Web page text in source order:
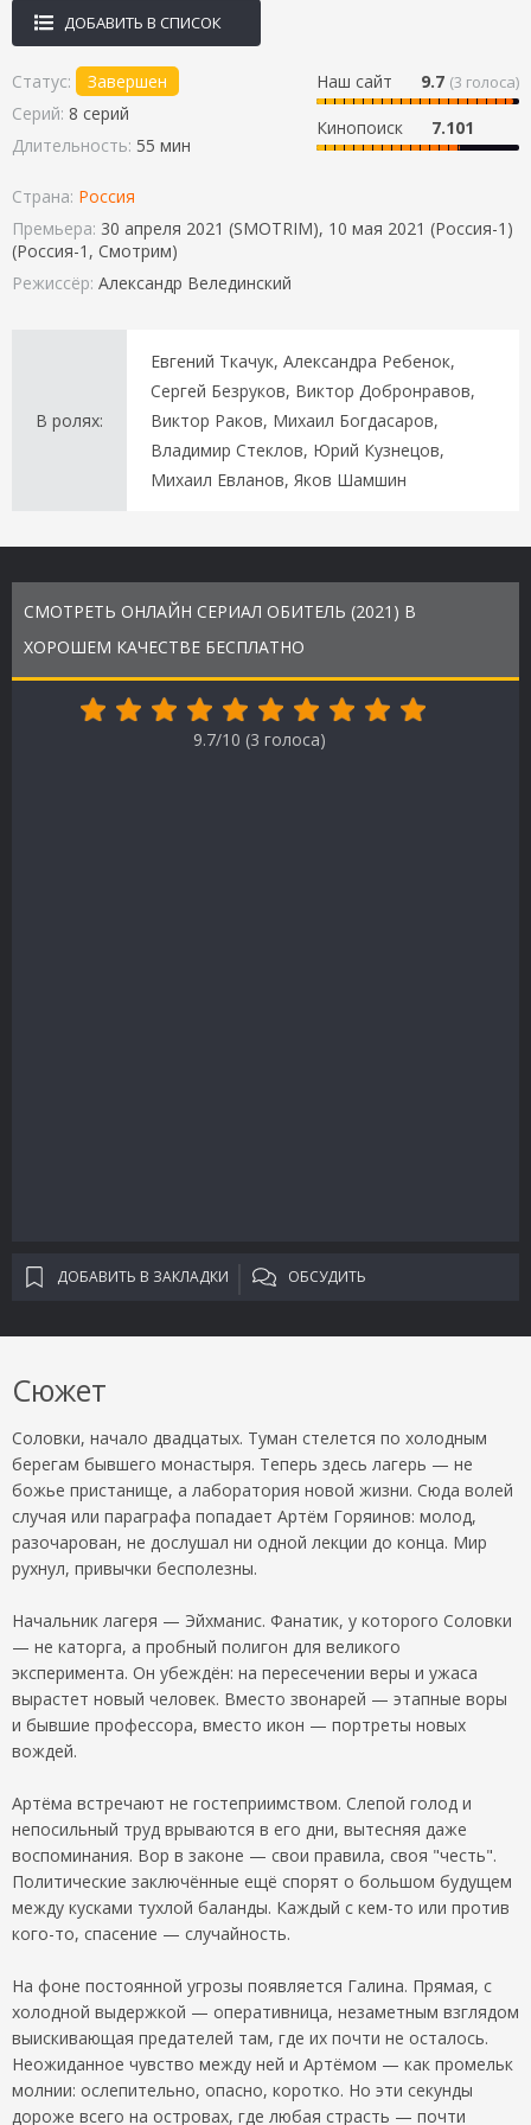
ДОБАВИТЬ В СПИСОК
Наш сайт 9.7 (3 голоса)
Кинопоиск 7.101
Статус:
Завершен
Серий: 8 серий
Длительность: 55 мин
Страна: Россия
Премьера: 30 апреля 2021 (SMOTRIM), 10 мая 2021 (Россия-1)
(Россия-1, Смотрим)
Режиссёр: Александр Велединский
В ролях:
Евгений Ткачук, Александра Ребенок,
Сергей Безруков, Виктор Добронравов,
Виктор Раков, Михаил Богдасаров,
Владимир Стеклов, Юрий Кузнецов,
Михаил Евланов, Яков Шамшин
СМОТРЕТЬ ОНЛАЙН СЕРИАЛ ОБИТЕЛЬ (2021) В
ХОРОШЕМ КАЧЕСТВЕ БЕСПЛАТНО
9.7/10 (3 голоса)
ДОБАВИТЬ В ЗАКЛАДКИ ОБСУДИТЬ
Сюжет
Соловки, начало двадцатых. Туман стелется по холодным
берегам бывшего монастыря. Теперь здесь лагерь — не
божье пристанище, а лаборатория новой жизни. Сюда волей
случая или параграфа попадает Артём Горяинов: молод,
разочарован, не дослушал ни одной лекции до конца. Мир
рухнул, привычки бесполезны.
Начальник лагеря — Эйхманис. Фанатик, у которого Соловки
— не каторга, а пробный полигон для великого
эксперимента. Он убеждён: на пересечении веры и ужаса
вырастет новый человек. Вместо звонарей — этапные воры
и бывшие профессора, вместо икон — портреты новых
вождей.
Артёма встречают не гостеприимством. Слепой голод и
непосильный труд врываются в его дни, вытесняя даже
воспоминания. Вор в законе — свои правила, своя "честь".
Политические заключённые ещё спорят о большом будущем
между кусками тухлой баланды. Каждый с кем-то или против
кого-то, спасение — случайность.
На фоне постоянной угрозы появляется Галина. Прямая, с
холодной выдержкой — оперативница, незаметным взглядом
выискивающая предателей там, где их почти не осталось.
Неожиданное чувство между ней и Артёмом — как промельк
молнии: ослепительно, опасно, коротко. Но эти секунды
дороже всего на островах, где любая страсть — почти